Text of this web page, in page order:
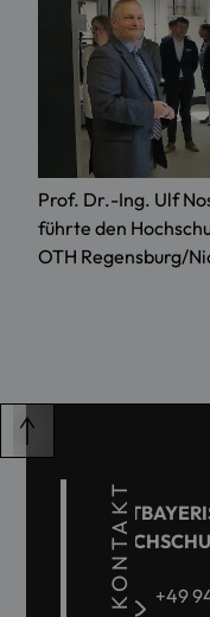
Prof. Dr.-Ing. Ulf
führte den
OTH Regensburg/
KONTAKT +49